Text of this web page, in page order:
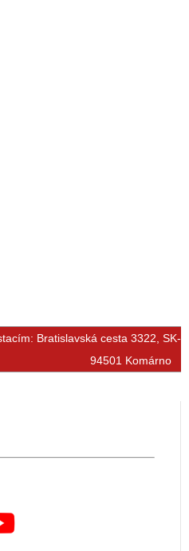
Bratislavská cesta 3322, SK-
94501 Komárno